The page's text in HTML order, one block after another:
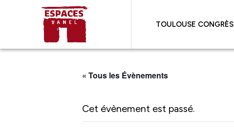
TOULOUSE CONGRÈS
« Tous les Évènements
Cet évènement est passé.